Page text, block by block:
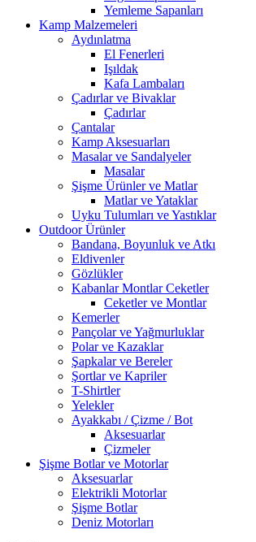
Yemleme Sapanları
Kamp Malzemeleri
Aydınlatma
El Fenerleri
Işıldak
Kafa Lambaları
Çadırlar ve Bivaklar
Çadırlar
Çantalar
Kamp Aksesuarları
Masalar ve Sandalyeler
Masalar
Şişme Ürünler ve Matlar
Matlar ve Yataklar
Uyku Tulumları ve Yastıklar
Outdoor Ürünler
Bandana, Boyunluk ve Atkı
Eldivenler
Gözlükler
Kabanlar Montlar Ceketler
Ceketler ve Montlar
Kemerler
Pançolar ve Yağmurluklar
Polar ve Kazaklar
Şapkalar ve Bereler
Şortlar ve Kapriler
T-Shirtler
Yelekler
Ayakkabı / Çizme / Bot
Aksesuarlar
Çizmeler
Şişme Botlar ve Motorlar
Aksesuarlar
Elektrikli Motorlar
Şişme Botlar
Deniz Motorları